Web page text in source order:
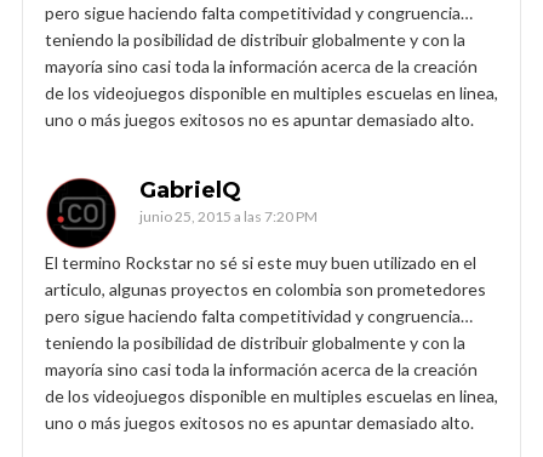
pero sigue haciendo falta competitividad y congruencia…
teniendo la posibilidad de distribuir globalmente y con la
mayoría sino casi toda la información acerca de la creación
de los videojuegos disponible en multiples escuelas en linea,
uno o más juegos exitosos no es apuntar demasiado alto.
GabrielQ
junio 25, 2015 a las 7:20 PM
El termino Rockstar no sé si este muy buen utilizado en el
articulo, algunas proyectos en colombia son prometedores
pero sigue haciendo falta competitividad y congruencia…
teniendo la posibilidad de distribuir globalmente y con la
mayoría sino casi toda la información acerca de la creación
de los videojuegos disponible en multiples escuelas en linea,
uno o más juegos exitosos no es apuntar demasiado alto.